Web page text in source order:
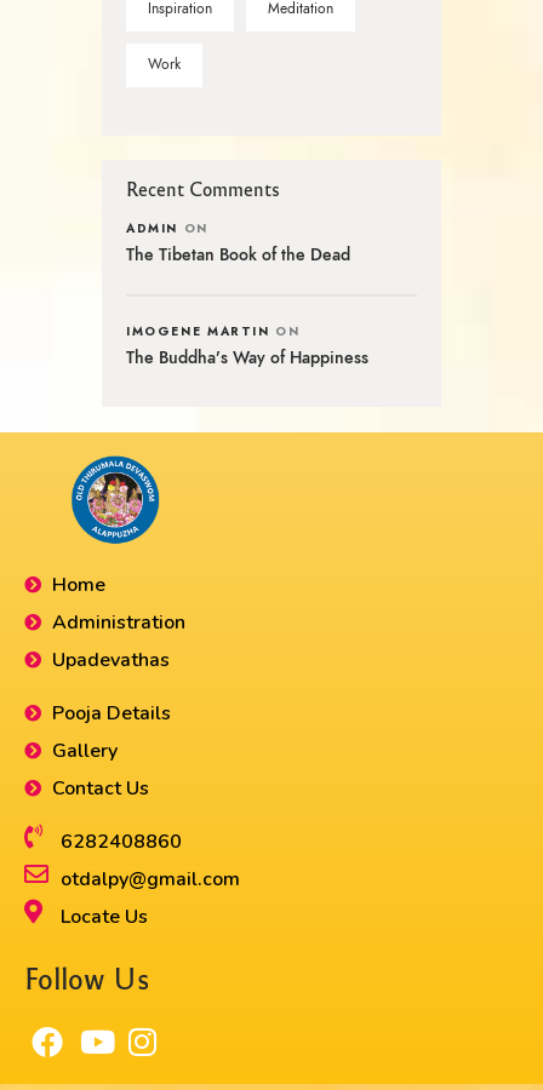
Inspiration Meditation
Work
Recent Comments
ADMIN ON
The Tibetan Book of the Dead
IMOGENE MARTIN ON
The Buddha’s Way of Happiness
Home
Administration
Upadevathas
Pooja Details
Gallery
Contact Us
6282408860​
otdalpy@gmail.com
Locate Us
Follow Us